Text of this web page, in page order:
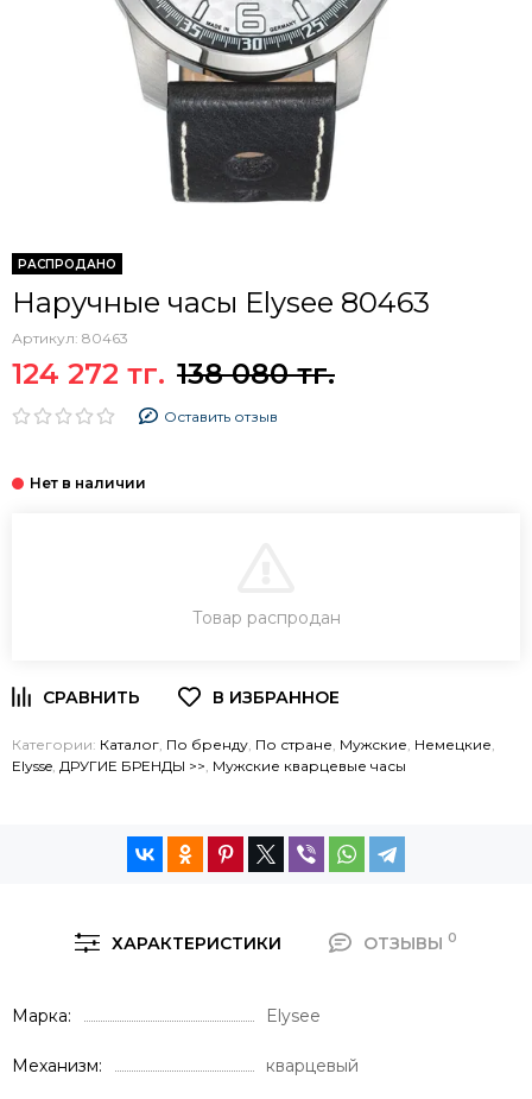
РАСПРОДАНО
Наручные часы Elysee 80463
Артикул: 80463
124 272 тг. 138 080 тг.
Оставить отзыв
ЗАКАЗ В ОДИН КЛИК
Товар распродан
Категории: Каталог По бренду По стране Мужские Немецкие
Elysse ДРУГИЕ БРЕНДЫ >> Мужские кварцевые часы
ХАРАКТЕРИСТИКИ ОТЗЫВЫ 0
Марка Elysee
Механизм кварцевый